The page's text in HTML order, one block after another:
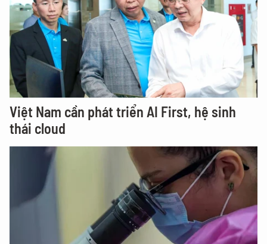
Việt Nam cần phát triển AI First, hệ sinh
thái cloud